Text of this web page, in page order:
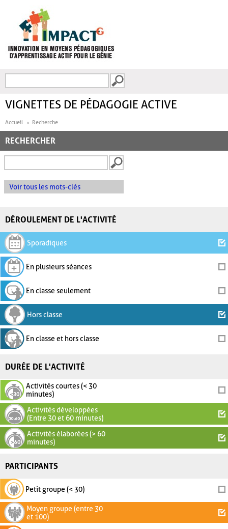
FORMULAIRE DE
VIGNETTES DE PÉDAGOGIE ACTIVE
Accueil Recherche
RECHERCHER
Voir tous les mots-clés
DÉROULEMENT DE L'ACTIVITÉ
Sporadiques
En plusieurs séances
En classe seulement
Hors classe
En classe et hors classe
DURÉE DE L'ACTIVITÉ
Activités courtes (< 30
minutes)
Activités développées
(Entre 30 et 60 minutes)
Activités élaborées (> 60
minutes)
PARTICIPANTS
Petit groupe (< 30)
Moyen groupe (entre 30
et 100)